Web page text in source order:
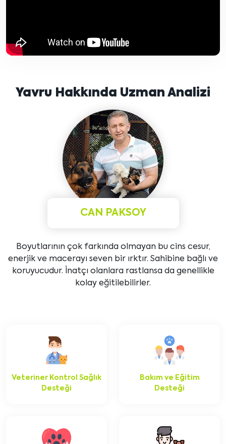
Yavru Hakkında Uzman Analizi
CAN PAKSOY
Boyutlarının çok farkında olmayan bu cins cesur,
enerjik ve macerayı seven bir ırktır. Sahibine bağlı ve
koruyucudur. İnatçı olanlara rastlansa da genellikle
kolay eğitilebilirler.
Veteriner Kontrol Sağlık
Desteği
Bakım ve Eğitim
Desteği